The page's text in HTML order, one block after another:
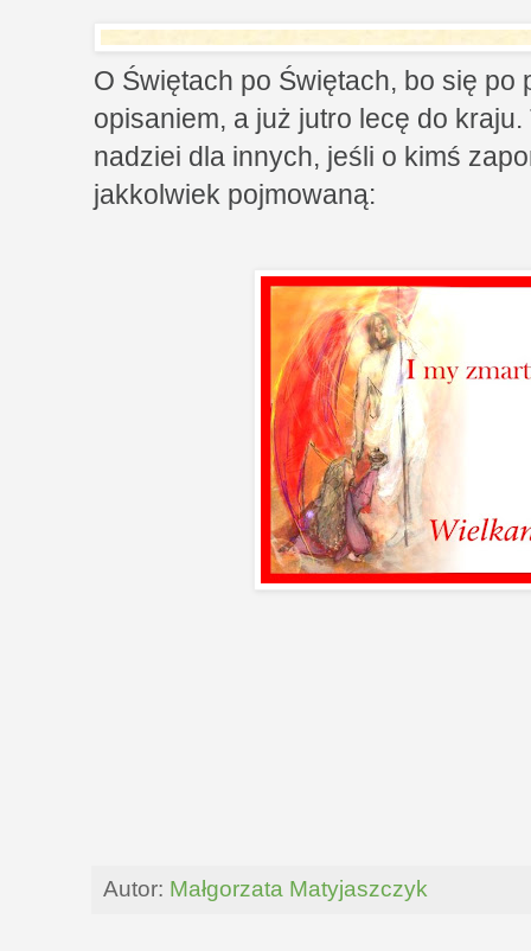
O Świętach po Świętach, bo się po
opisaniem, a już jutro lecę do
nadziei dla innych, jeśli o kimś
jakkolwiek pojmowaną:
Autor: Małgorzata Matyjaszczyk